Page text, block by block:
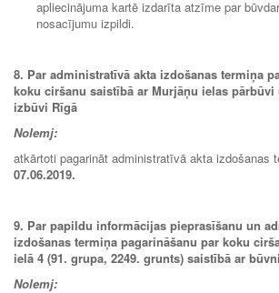
apliecinājuma kartē izdarīta atzīme par
nosacījumu izpildi.
8. Par administratīvā akta izdošanas termiņa
koku ciršanu saistībā ar Murjāņu ielas
izbūvi Rīgā
Nolemj:
atkārtoti pagarināt administratīvā akta izdošanas
07.06.2019.
9. Par papildu informācijas pieprasīšanu un
izdošanas termiņa pagarināšanu par koku
ielā 4 (91. grupa, 2249. grunts) saistībā ar
Nolemj: